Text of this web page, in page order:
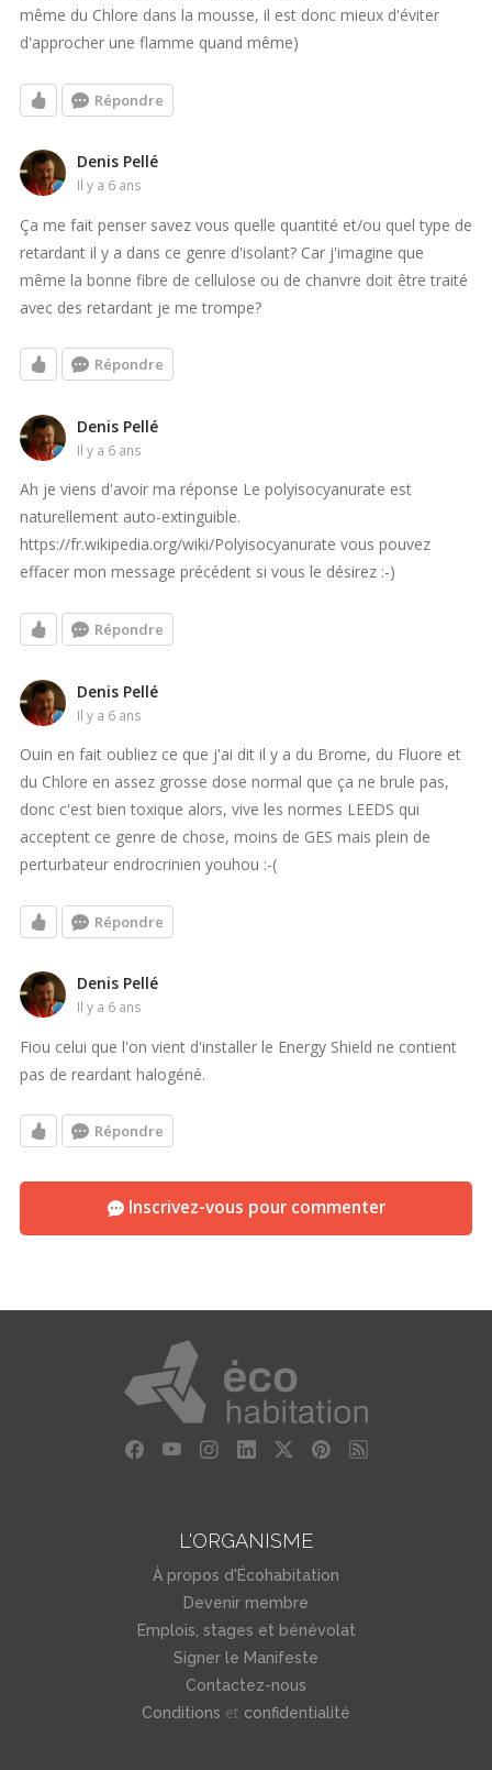
même du Chlore dans la mousse, il est donc mieux d'éviter
d'approcher une flamme quand même)
Répondre
Denis Pellé
il y a 6 ans
Ça me fait penser savez vous quelle quantité et/ou quel type de
retardant il y a dans ce genre d'isolant? Car j'imagine que
même la bonne fibre de cellulose ou de chanvre doit être traité
avec des retardant je me trompe?
Répondre
Denis Pellé
il y a 6 ans
Ah je viens d'avoir ma réponse Le polyisocyanurate est
naturellement auto-extinguible.
https://fr.wikipedia.org/wiki/Polyisocyanurate vous pouvez
effacer mon message précédent si vous le désirez :-)
Répondre
Denis Pellé
il y a 6 ans
Ouin en fait oubliez ce que j'ai dit il y a du Brome, du Fluore et
du Chlore en assez grosse dose normal que ça ne brule pas,
donc c'est bien toxique alors, vive les normes LEEDS qui
acceptent ce genre de chose, moins de GES mais plein de
perturbateur endrocrinien youhou :-(
Répondre
Denis Pellé
il y a 6 ans
Fiou celui que l'on vient d'installer le Energy Shield ne contient
pas de reardant halogéné.
Répondre
Inscrivez-vous pour commenter
L'ORGANISME
À propos d'Écohabitation
Devenir membre
Emplois, stages et bénévolat
Signer le Manifeste
Contactez-nous
Conditions et confidentialité